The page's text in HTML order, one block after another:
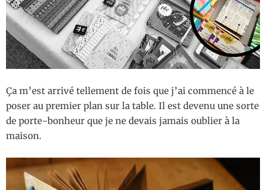
Ça m’est arrivé tellement de fois que j’ai commencé à le
poser au premier plan sur la table. Il est devenu une sorte
de porte-bonheur que je ne devais jamais oublier à la
maison.